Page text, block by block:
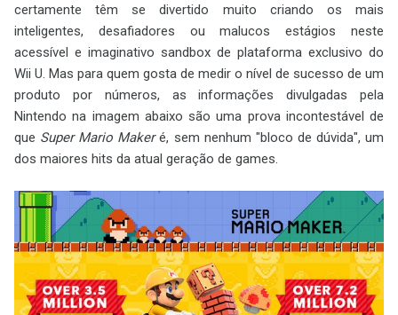
certamente têm se divertido muito criando os mais
inteligentes, desafiadores ou malucos estágios neste
acessível e imaginativo sandbox de plataforma exclusivo do
Wii U. Mas para quem gosta de medir o nível de sucesso de um
produto por números, as informações divulgadas pela
Nintendo na imagem abaixo são uma prova incontestável de
que Super Mario Makeré, sem nenhum "bloco de dúvida", um
dos maiores hits da atual geração de games.